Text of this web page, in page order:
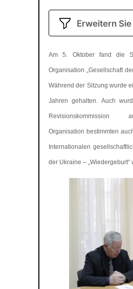
Erweitern
Am 5. Oktober fand die
Organisation „Gesellschaft
Während der Sitzung wurde
Jahren gehalten. Auch
Organisation bestimmten
Internationalen
der Ukraine –